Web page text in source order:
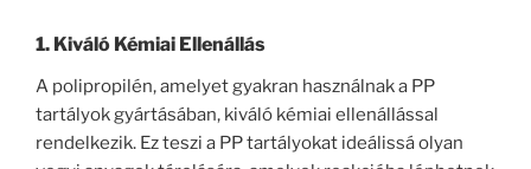
1. Kiváló Kémiai Ellenállás
A polipropilén, amelyet gyakran használnak a PP
tartályok gyártásában, kiváló kémiai ellenállással
rendelkezik. Ez teszi a PP tartályokat ideálissá olyan